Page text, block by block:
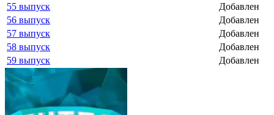
55 выпуск
Добавлен
56 выпуск
Добавлен
57 выпуск
Добавлен
58 выпуск
Добавлен
59 выпуск
Добавлен